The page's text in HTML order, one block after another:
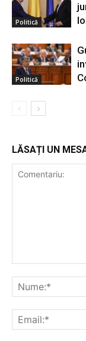
Politică
Politică
LĂSAȚI UN